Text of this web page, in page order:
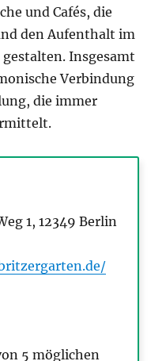
und Cafés, die
den Aufenthalt im
Insgesamt
Verbindung
die immer
1, 12349 Berlin
5 möglichen